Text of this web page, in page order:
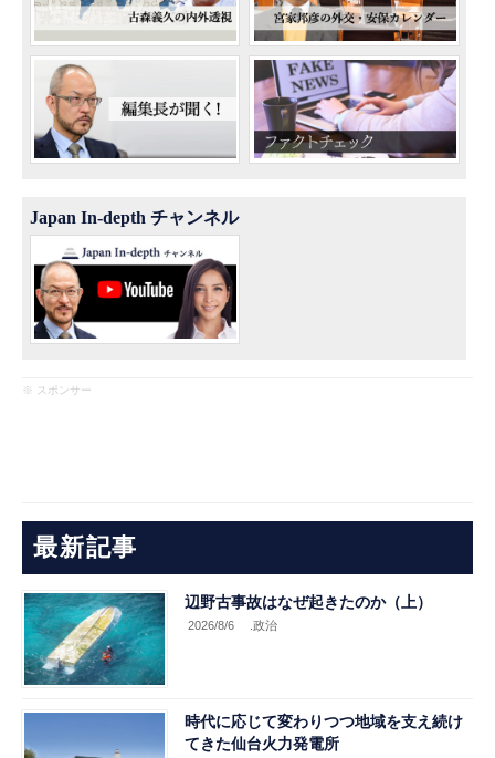
Japan In-depth チャンネル
※ スポンサー
最新記事
辺野古事故はなぜ起きたのか（上）
2026/8/6 .政治
時代に応じて変わりつつ地域を支え続け
てきた仙台火力発電所